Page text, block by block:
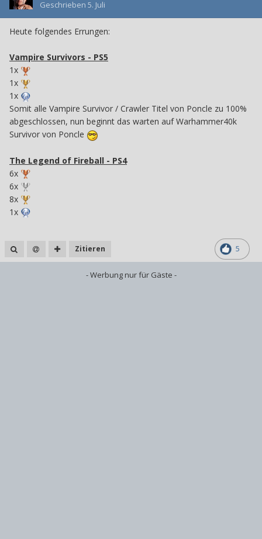
Geschrieben 5. Juli
Heute folgendes Errungen:
Vampire Survivors - PS5
1x
1x
1x
Somit alle Vampire Survivor / Crawler Titel von Poncle zu 100%
abgeschlossen, nun beginnt das warten auf Warhammer40k
Survivor von Poncle
The Legend of Fireball - PS4
6x
6x
8x
1x
5
Zitieren
- Werbung nur für Gäste -